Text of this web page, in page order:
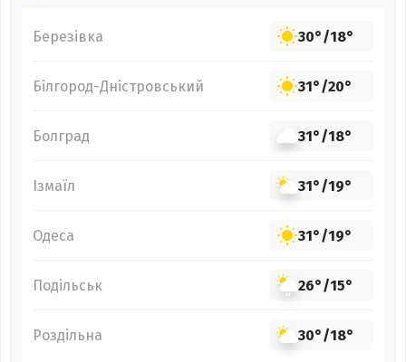
Березівка 30°/18°
Білгород-Дністровський 31°/20°
Болград 31°/18°
Ізмаїл 31°/19°
Одеса 31°/19°
Подільськ 26°/15°
Роздільна 30°/18°